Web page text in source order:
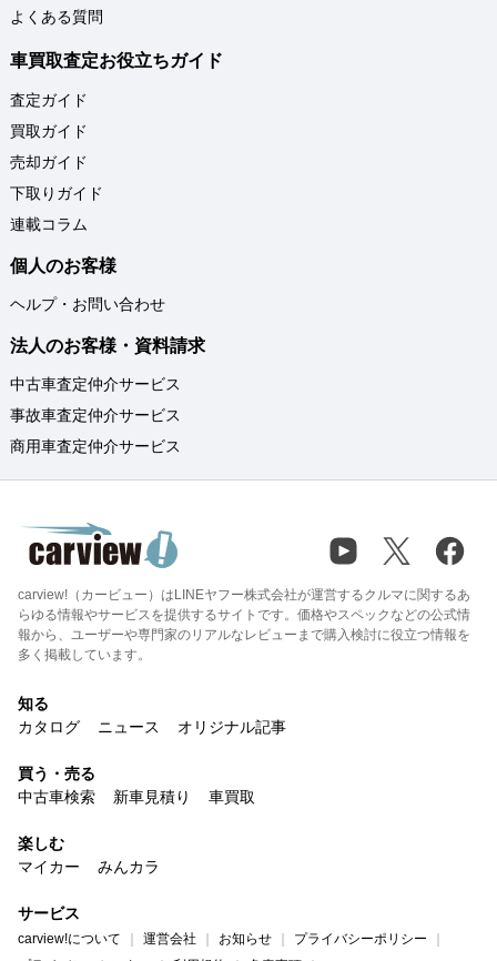
よくある質問
車買取査定お役立ちガイド
査定ガイド
買取ガイド
売却ガイド
下取りガイド
連載コラム
個人のお客様
ヘルプ・お問い合わせ
法人のお客様・資料請求
中古車査定仲介サービス
事故車査定仲介サービス
商用車査定仲介サービス
carview!（カービュー）はLINEヤフー株式会社が運営するクルマに関するあ
らゆる情報やサービスを提供するサイトです。価格やスペックなどの公式情
報から、ユーザーや専門家のリアルなレビューまで購入検討に役立つ情報を
多く掲載しています。
知る
カタログ
ニュース オリジナル記事
買う・売る
中古車検索
新車見積り 車買取
楽しむ
マイカー
みんカラ
サービス
carview!について 運営会社 お知らせ
プライバシーポリシー